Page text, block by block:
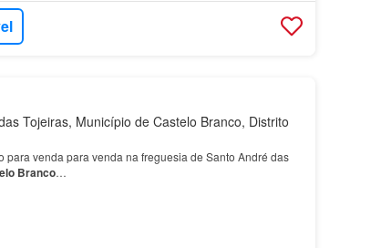
Tojeiras, Município de Castelo Branco, Distrito
para venda para venda na freguesia de Santo André das
Branco…